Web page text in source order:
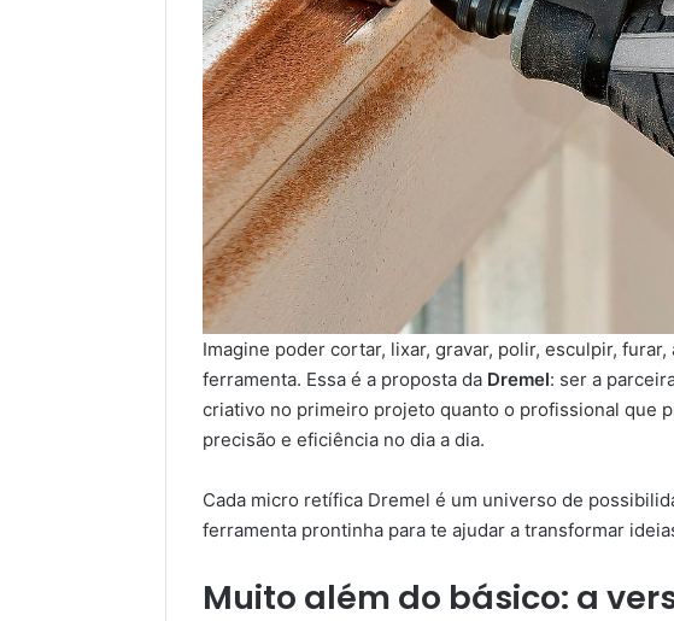
Imagine poder cortar, lixar, gravar, polir, esculpir,
ferramenta. Essa é a proposta da Dremel: ser a
criativo no primeiro projeto quanto o profissional que
precisão e eficiência no dia a dia.
Cada micro retífica Dremel é um universo de
ferramenta prontinha para te ajudar a transformar
Muito além do básico: a